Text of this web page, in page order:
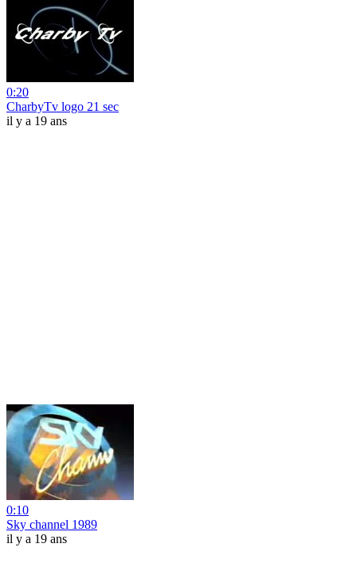
0:20
CharbyTv logo 21 sec
il y a 19 ans
0:10
Sky channel 1989
il y a 19 ans